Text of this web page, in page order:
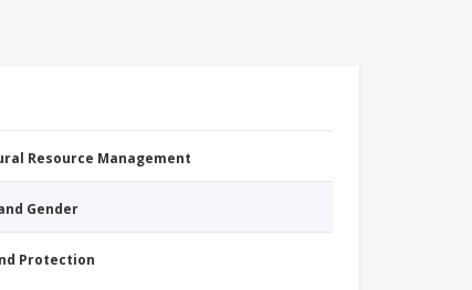
Resource Management
Gender
Protection